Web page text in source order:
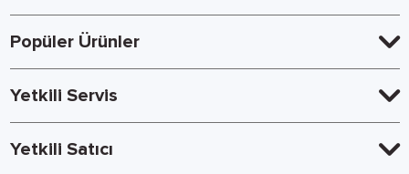
Popüler Ürünler
Yetkili Servis
Yetkili Satıcı